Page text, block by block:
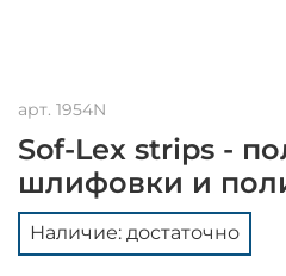
арт. 1954N
Sof-Lex strips -
шлифовки и
Наличие: достаточно